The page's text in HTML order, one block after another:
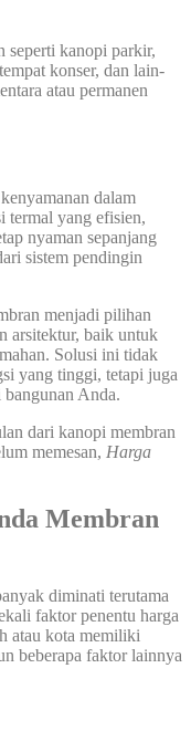
seperti kanopi parkir,
konser, dan lain-
atau permanen
dalam
termal yang efisien,
nyaman sepanjang
sistem pendingin
menjadi pilihan
arsitektur, baik untuk
Solusi ini tidak
yang tinggi, tetapi juga
Anda.
dari kanopi membran
memesan, Harga
Membran
diminati terutama
faktor penentu harga
atau kota memiliki
beberapa faktor lainnya